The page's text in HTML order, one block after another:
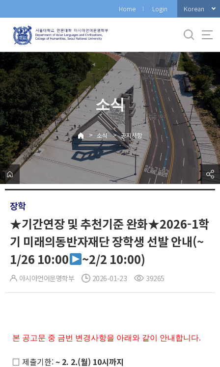
로
메
뉴
Home Login Korean
소식
> 소식 > 공지사항
장학
★기간연장 및 추천기준 완화★2026-1학
기 미래의동반자재단 장학생 선발 안내(~
1/26 10:00
~2/2 10:00)
아시아언어문명학부 2026-01-23 39265
본 공고문 중 금번 변경사항을 아래와 같이 안내합니다.
□ 제출기한:~ 2. 2.(월) 10시까지